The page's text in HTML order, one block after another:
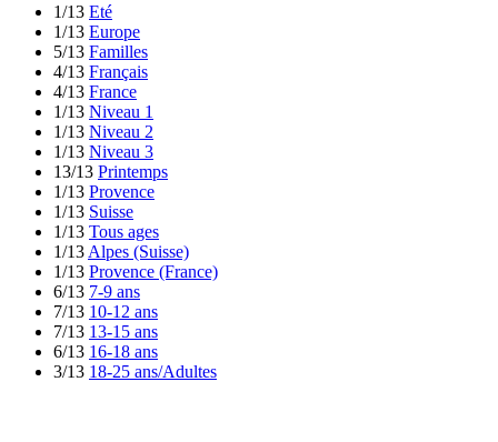
1/13 Eté
1/13 Europe
5/13 Familles
4/13 Français
4/13 France
1/13 Niveau 1
1/13 Niveau 2
1/13 Niveau 3
13/13 Printemps
1/13 Provence
1/13 Suisse
1/13 Tous ages
1/13 Alpes (Suisse)
1/13 Provence (France)
6/13 7-9 ans
7/13 10-12 ans
7/13 13-15 ans
6/13 16-18 ans
3/13 18-25 ans/Adultes